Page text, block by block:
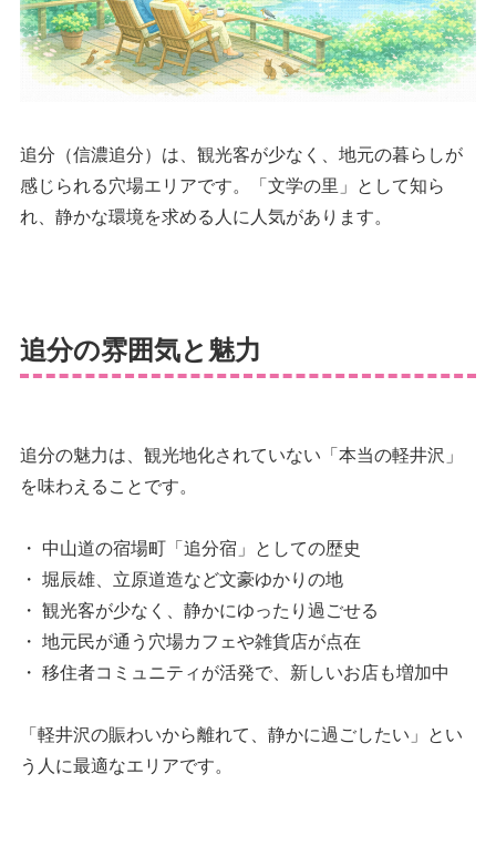
追分（信濃追分）は、観光客が少なく、地元の暮らしが
感じられる穴場エリアです。「文学の里」として知ら
れ、静かな環境を求める人に人気があります。
追分の雰囲気と魅力
追分の魅力は、観光地化されていない「本当の軽井沢」
を味わえることです。
・ 中山道の宿場町「追分宿」としての歴史
・ 堀辰雄、立原道造など文豪ゆかりの地
・ 観光客が少なく、静かにゆったり過ごせる
・ 地元民が通う穴場カフェや雑貨店が点在
・ 移住者コミュニティが活発で、新しいお店も増加中
「軽井沢の賑わいから離れて、静かに過ごしたい」とい
う人に最適なエリアです。